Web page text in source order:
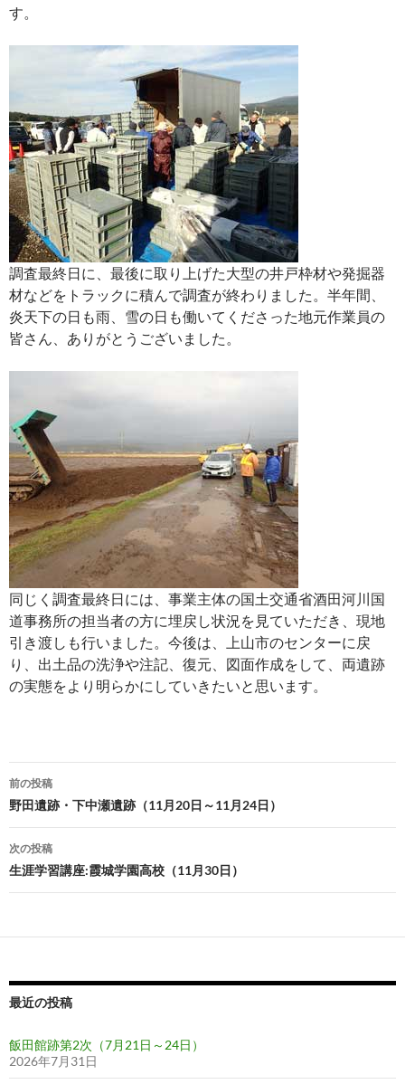
す。
調査最終日に、最後に取り上げた大型の井戸枠材や発掘器
材などをトラックに積んで調査が終わりました。半年間、
炎天下の日も雨、雪の日も働いてくださった地元作業員の
皆さん、ありがとうございました。
同じく調査最終日には、事業主体の国土交通省酒田河川国
道事務所の担当者の方に埋戻し状況を見ていただき、現地
引き渡しも行いました。今後は、上山市のセンターに戻
り、出土品の洗浄や注記、復元、図面作成をして、両遺跡
の実態をより明らかにしていきたいと思います。
投
稿
ナ
ビ
ゲ
ー
ョ
前の投稿
野田遺跡・下中瀬遺跡（11月20日～11月24日）
次の投稿
生涯学習講座:霞城学園高校（11月30日）
最近の投稿
飯田館跡第2次（7月21日～24日）
2026年7月31日